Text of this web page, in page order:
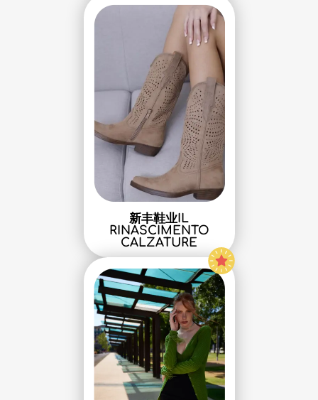
新丰鞋业IL
RINASCIMENTO
CALZATURE